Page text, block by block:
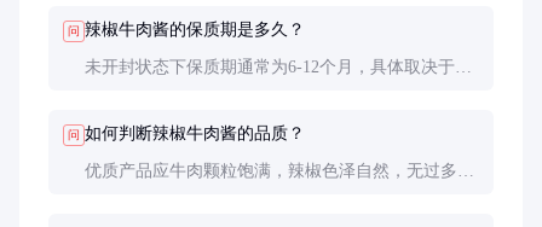
问 辣椒牛肉酱的保质期是多久？
未开封状态下保质期通常为6-12个月，具体取决于生
问 如何判断辣椒牛肉酱的品质？
优质产品应牛肉颗粒饱满，辣椒色泽自然，无过多油